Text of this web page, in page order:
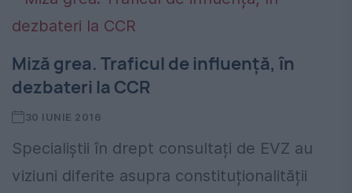
Miză grea. Traficul de influență, în
dezbateri la CCR
30 IUNIE 2016
Specialiștii în drept consultați de EVZ au
viziuni diferite asupra constituționalității